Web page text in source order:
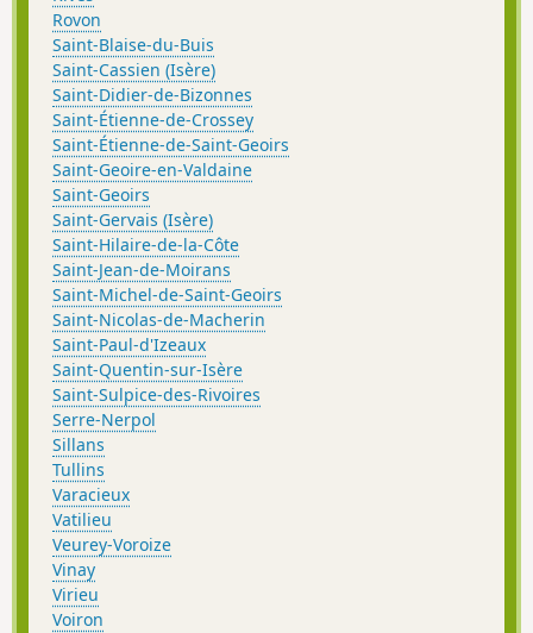
Rovon
Saint-Blaise-du-Buis
Saint-Cassien (Isère)
Saint-Didier-de-Bizonnes
Saint-Étienne-de-Crossey
Saint-Étienne-de-Saint-Geoirs
Saint-Geoire-en-Valdaine
Saint-Geoirs
Saint-Gervais (Isère)
Saint-Hilaire-de-la-Côte
Saint-Jean-de-Moirans
Saint-Michel-de-Saint-Geoirs
Saint-Nicolas-de-Macherin
Saint-Paul-d'Izeaux
Saint-Quentin-sur-Isère
Saint-Sulpice-des-Rivoires
Serre-Nerpol
Sillans
Tullins
Varacieux
Vatilieu
Veurey-Voroize
Vinay
Virieu
Voiron